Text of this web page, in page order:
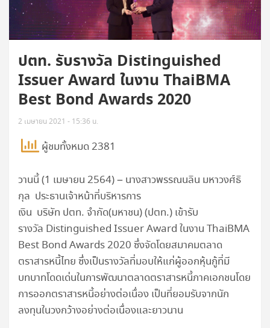
ปตท. รับรางวัล Distinguished
Issuer Award ในงาน ThaiBMA
Best Bond Awards 2020
2 เมษายน 2021 - 15:36 น.
ผู้ชมทั้งหมด 2381
วานนี้ (1 เมษายน 2564) – นางสาวพรรณนลิน มหาวงศ์ธิ
กุล ประธานเจ้าหน้าที่บริหารการ
เงิน บริษัท ปตท. จำกัด(มหาชน) (ปตท.) เข้ารับ
รางวัล Distinguished Issuer Award ในงาน ThaiBMA
Best Bond Awards 2020 ซึ่งจัดโดยสมาคมตลาด
ตราสารหนี้ไทย ซึ่งเป็นรางวัลที่มอบให้แก่ผู้ออกหุ้นกู้ที่มี
บทบาทโดดเด่นในการพัฒนาตลาดตราสารหนี้ภาคเอกชนโดย
การออกตราสารหนี้อย่างต่อเนื่อง เป็นที่ยอมรับจากนัก
ลงทุนในวงกว้างอย่างต่อเนื่องและยาวนาน